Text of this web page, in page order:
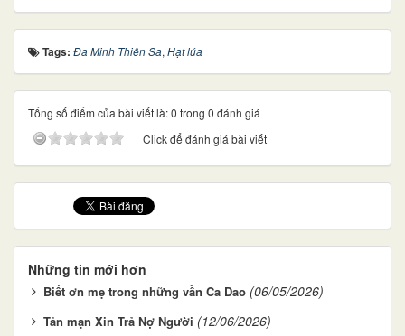
Tags: Đa Minh Thiên Sa,Hạt lúa
Tổng số điểm của bài viết là: 0 trong 0 đánh giá
Click để đánh giá bài viết
Những tin mới hơn
Biết ơn mẹ trong những vần Ca Dao (06/05/2026)
Tản mạn Xin Trả Nợ Người (12/06/2026)